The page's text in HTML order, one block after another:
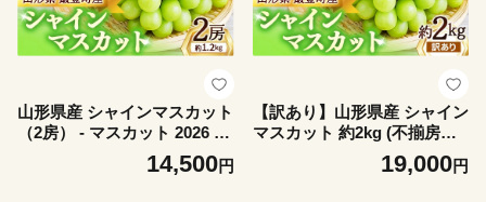
山形県産 シャインマスカット
（2房） - マスカット 2026 山
形 2026年発送 果物 フルーツ
山形県 飯豊町 田園サービス
14,500円
【訳あり】山形県産 シャイン
マスカット 約2kg (不揃房・
小粒房・傷房・黄色房等) - マ
スカット 2026 山形 2026年発
19,000円